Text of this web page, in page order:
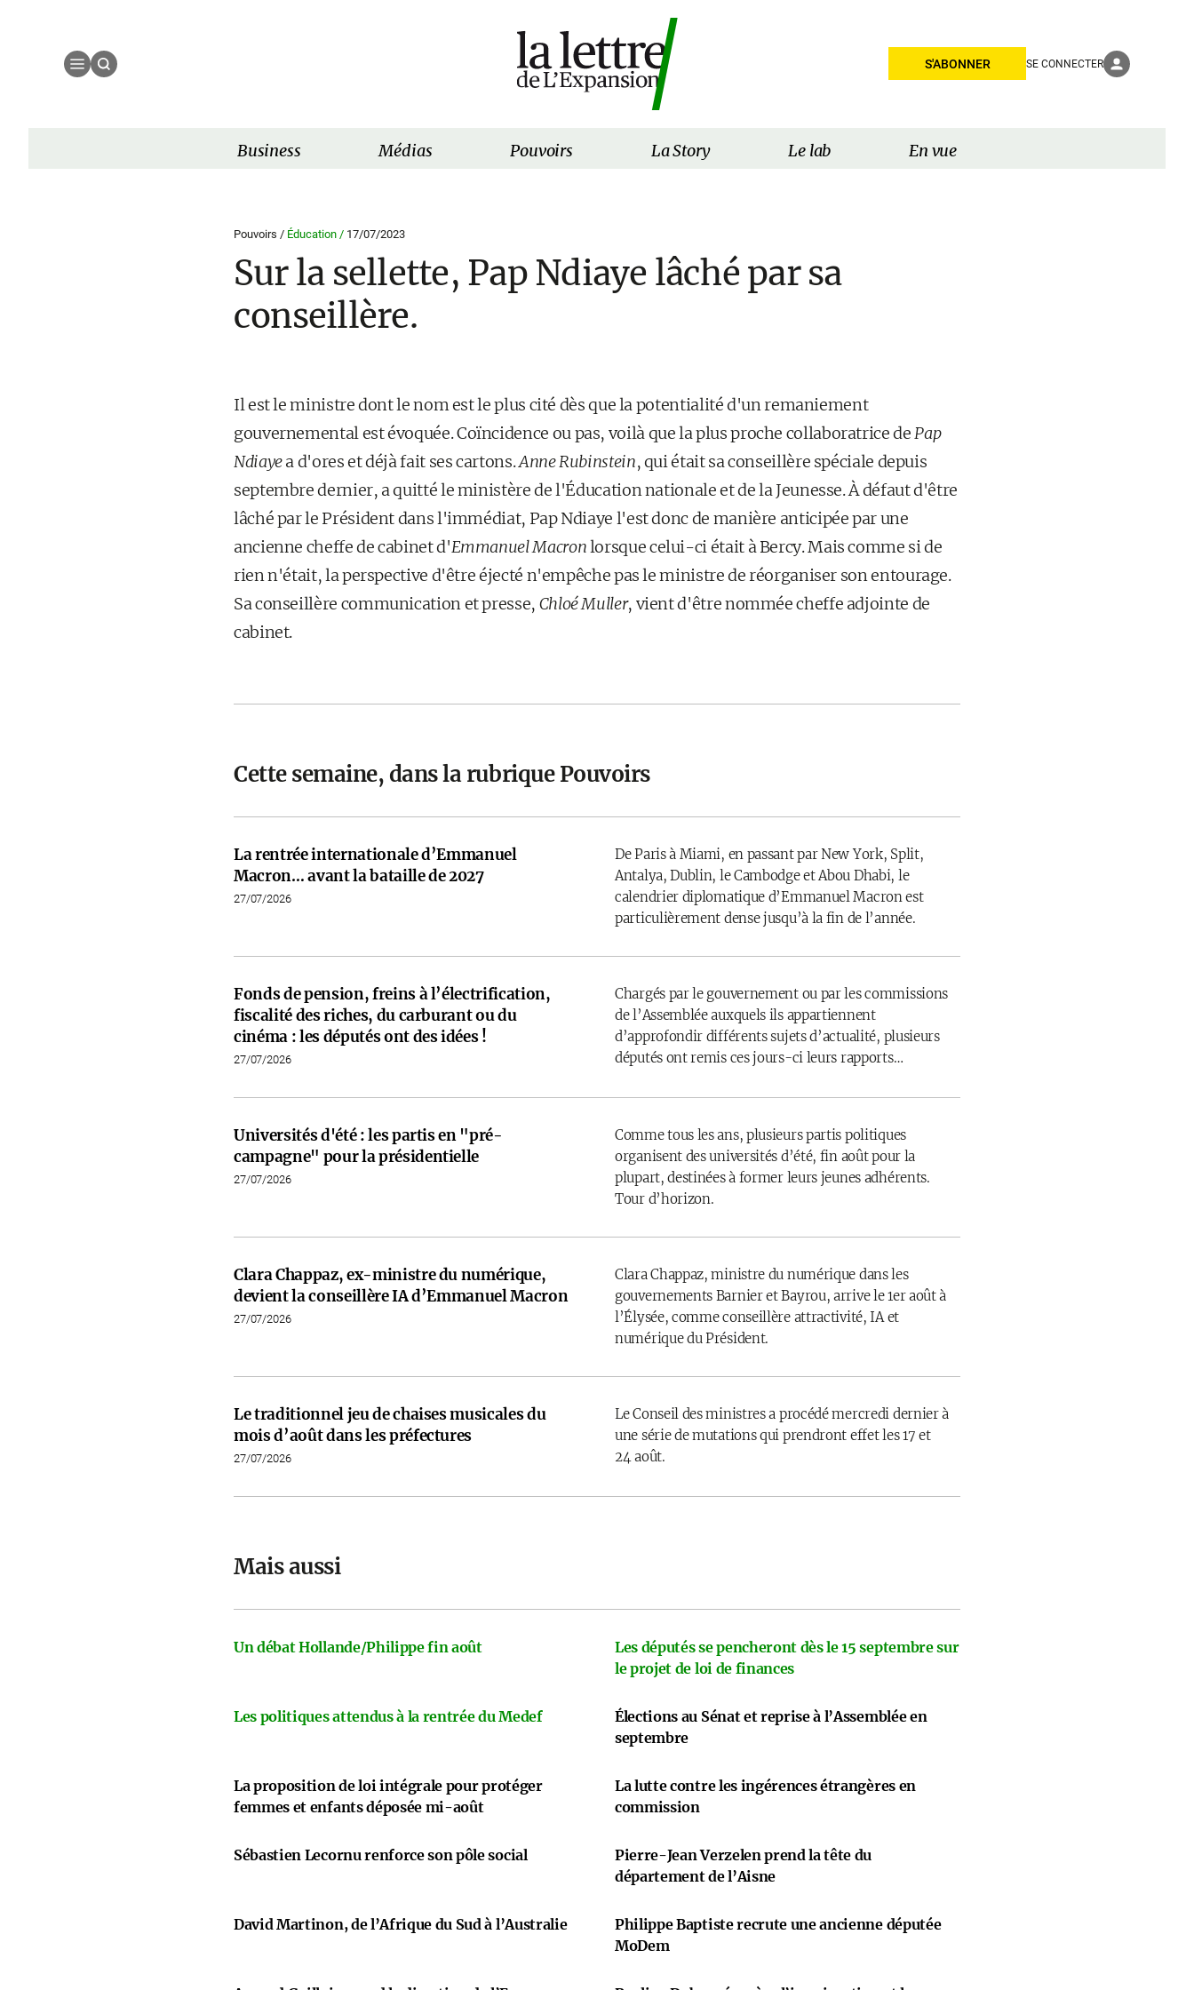
S'ABONNER SE CONNECTER
Business Médias Pouvoirs La Story Le lab En vue
Pouvoirs / Éducation / 17/07/2023
Sur la sellette, Pap Ndiaye lâché par sa
conseillère.
Il est le ministre dont le nom est le plus cité dès que la potentialité d'un remaniement
gouvernemental est évoquée. Coïncidence ou pas, voilà que la plus proche collaboratrice dePap
Ndiayea d'ores et déjà fait ses cartons.Anne Rubinstein, qui était sa conseillère spéciale depuis
septembre dernier, a quitté le ministère de l'Éducation nationale et de la Jeunesse. À défaut d'être
lâché par le Président dans l'immédiat, Pap Ndiaye l'est donc de manière anticipée par une
ancienne cheffe de cabinet d'Emmanuel Macronlorsque celui-ci était à Bercy. Mais comme si de
rien n'était, la perspective d'être éjecté n'empêche pas le ministre de réorganiser son entourage.
Sa conseillère communication et presse, Chloé Muller, vient d'être nommée cheffe adjointe de
cabinet.
Cette semaine, dans la rubrique Pouvoirs
La rentrée internationale d’Emmanuel
Macron… avant la bataille de 2027
27/07/2026
De Paris à Miami, en passant par New York, Split,
Antalya, Dublin, le Cambodge et Abou Dhabi, le
calendrier diplomatique d’Emmanuel Macron est
particulièrement dense jusqu’à la fin de l’année.
Fonds de pension, freins à l’électrification,
fiscalité des riches, du carburant ou du
cinéma : les députés ont des idées !
27/07/2026
Chargés par le gouvernement ou par les commissions
de l’Assemblée auxquels ils appartiennent
d’approfondir différents sujets d’actualité, plusieurs
députés ont remis ces jours-ci leurs rapports…
Universités d'été : les partis en "pré-
campagne" pour la présidentielle
27/07/2026
Comme tous les ans, plusieurs partis politiques
organisent des universités d’été, fin août pour la
plupart, destinées à former leurs jeunes adhérents.
Tour d’horizon.
Clara Chappaz, ex-ministre du numérique,
devient la conseillère IA d’Emmanuel Macron
27/07/2026
Clara Chappaz, ministre du numérique dans les
gouvernements Barnier et Bayrou, arrive le 1er août à
l’Élysée, comme conseillère attractivité, IA et
numérique du Président.
Le traditionnel jeu de chaises musicales du
mois d’août dans les préfectures
27/07/2026
Le Conseil des ministres a procédé mercredi dernier à
une série de mutations qui prendront effet les 17 et
24 août.
Mais aussi
Un débat Hollande/Philippe fin août
Les députés se pencheront dès le 15 septembre sur
le projet de loi de finances
Les politiques attendus à la rentrée du Medef
Élections au Sénat et reprise à l’Assemblée en
septembre
La proposition de loi intégrale pour protéger
femmes et enfants déposée mi-août
La lutte contre les ingérences étrangères en
commission
Sébastien Lecornu renforce son pôle social
Pierre-Jean Verzelen prend la tête du
département de l’Aisne
David Martinon, de l’Afrique du Sud à l’Australie
Philippe Baptiste recrute une ancienne députée
MoDem